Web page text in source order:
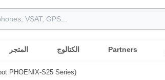
المتجر الكتالوج Partners
PHOENIX-S25 Series)